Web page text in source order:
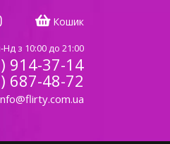
Кошик
з 10:00 до 21:00
914-37-14
687-48-72